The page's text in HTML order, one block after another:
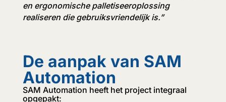
en ergonomische palletiseeroplossing
realiseren die gebruiksvriendelijk is.”
De aanpak van SAM
Automation
SAM Automation heeft het project integraal
opgepakt: